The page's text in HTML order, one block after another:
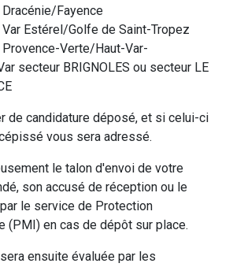
Fayence
Estérel/Golfe de Saint-Tropez
Verte/Haut-Var-
secteur BRIGNOLES ou secteur LE
de candidature déposé, et si celui-ci
vous sera adressé.
le talon d'envoi de votre
son accusé de réception ou le
le service de Protection
(PMI) en cas de dépôt sur place.
ensuite évaluée par les